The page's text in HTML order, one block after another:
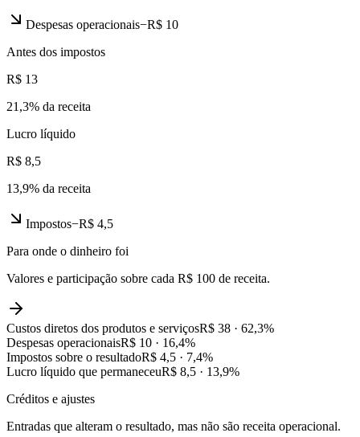
Despesas operacionais−R$ 10
Antes dos impostos
R$ 13
21,3% da receita
Lucro líquido
R$ 8,5
13,9% da receita
Impostos−R$ 4,5
Para onde o dinheiro foi
Valores e participação sobre cada R$ 100 de receita.
Custos diretos dos produtos e serviçosR$ 38 · 62,3%
Despesas operacionaisR$ 10 · 16,4%
Impostos sobre o resultadoR$ 4,5 · 7,4%
Lucro líquido que permaneceuR$ 8,5 · 13,9%
Créditos e ajustes
Entradas que alteram o resultado, mas não são receita operacional.